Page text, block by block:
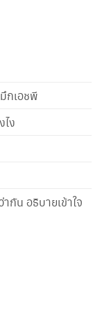
กเอชพี
ง
กัน อธิบายเข้าใจ